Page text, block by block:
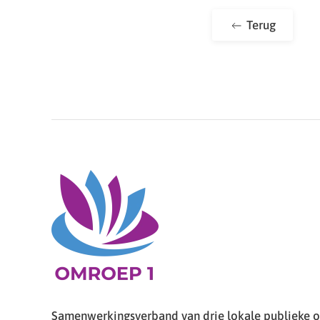
Terug
Samenwerkingsverband van drie lokale publieke